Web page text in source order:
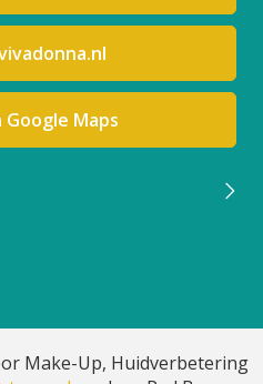
Maps
Make-Up, Huidverbetering